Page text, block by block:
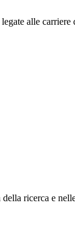
alle
ricerca e